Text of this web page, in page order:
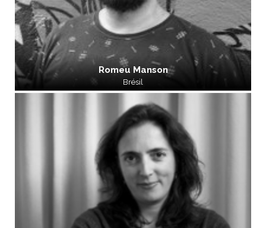
Romeu Manson
Brésil